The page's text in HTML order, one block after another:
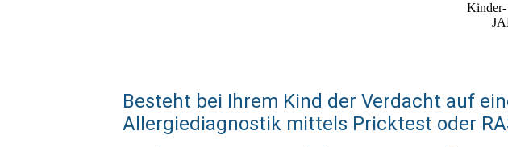
Kinder-
Besteht bei Ihrem Kind der Verdacht auf
Allergiediagnostik mittels Pricktest oder